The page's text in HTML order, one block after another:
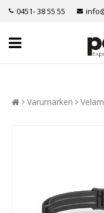
0451- 38 55 55
Varumärken